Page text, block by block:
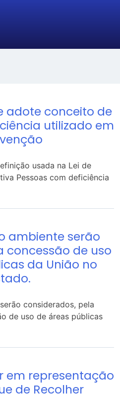
adote conceito de
utilizado em
usada na Lei de
Pessoas com deficiência
ambiente serão
concessão de uso
da União no
considerados, pela
de uso de áreas públicas
em representação
de Recolher